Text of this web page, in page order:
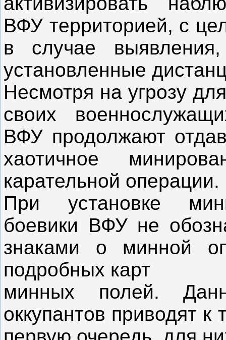
ВФУ территорией, с
в случае
установленные
Несмотря на угрозу
своих
ВФУ продолжают
хаотичное
карательной операции.
При установке
боевики ВФУ не
знаками о минной
подробных карт
минных полей.
оккупантов приводят к